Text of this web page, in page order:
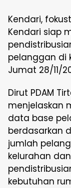
Kendari,
Kendari siap
pelanggan di
Jumat 28/11/
Dirut PDAM
menjelaskan
data base
berdasarkan
jumlah
kelurahan
kebutuhan